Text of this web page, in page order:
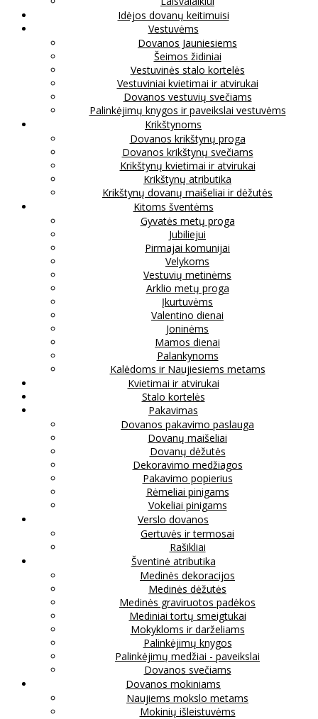
Idėjos dovanų keitimuisi
Vestuvėms
Dovanos Jauniesiems
Šeimos židiniai
Vestuvinės stalo kortelės
Vestuviniai kvietimai ir atvirukai
Dovanos vestuvių svečiams
Palinkėjimų knygos ir paveikslai vestuvėms
Krikštynoms
Dovanos krikštynų proga
Dovanos krikštynų svečiams
Krikštynų kvietimai ir atvirukai
Krikštynų atributika
Krikštynų dovanų maišeliai ir dėžutės
Kitoms šventėms
Gyvatės metų proga
Jubiliejui
Pirmajai komunijai
Velykoms
Vestuvių metinėms
Arklio metų proga
Įkurtuvėms
Valentino dienai
Joninėms
Mamos dienai
Palankynoms
Kalėdoms ir Naujiesiems metams
Kvietimai ir atvirukai
Stalo kortelės
Pakavimas
Dovanos pakavimo paslauga
Dovanų maišeliai
Dovanų dėžutės
Dekoravimo medžiagos
Pakavimo popierius
Rėmeliai pinigams
Vokeliai pinigams
Verslo dovanos
Gertuvės ir termosai
Rašikliai
Šventinė atributika
Medinės dekoracijos
Medinės dėžutės
Medinės graviruotos padėkos
Mediniai tortų smeigtukai
Mokykloms ir darželiams
Palinkėjimų knygos
Palinkėjimų medžiai - paveikslai
Dovanos svečiams
Dovanos mokiniams
Naujiems mokslo metams
Mokinių išleistuvėms